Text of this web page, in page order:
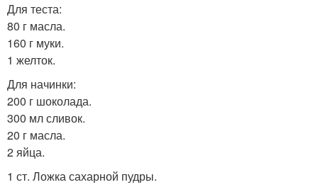
Для теста:
80 г масла.
160 г муки.
1 желток.
Для начинки:
200 г шоколада.
300 мл сливок.
20 г масла.
2 яйца.
1 ст. Ложка сахарной пудры.